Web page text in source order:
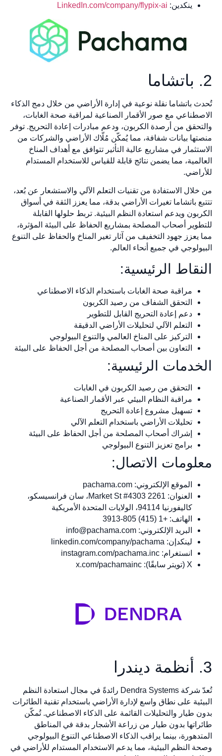
ينكدين: LinkedIn.com/company/flypix-ai
2. باتشاما
تُحدث باتشاما نقلة نوعية في إدارة الأراضي من خلال دمج الذكاء
الاصطناعي مع صور الأقمار الصناعية لمراقبة صحة الغابات،
والتحقق من أرصدة الكربون، ودعم مبادرات إعادة التحريج. توفر
منصتها بيانات شفافة، مما يُمكّن مُلّاك الأراضي والشركات من
الاستثمار في مشاريع عالية التأثير تتوافق مع أهداف المناخ
العالمية، مما يضمن نتائج قابلة للقياس للاستخدام المستدام
للأراضي.
من خلال الاستفادة من تقنيات التعلم الآلي والاستشعار عن بُعد،
تتتبع باتشاما تغيرات الأراضي بدقة، مما يعزز الثقة في أسواق
الكربون ويدعم استعادة النظم البيئية. تربط حلولها القابلة
للتطوير أصحاب المصلحة بمشاريع الحفاظ على البيئة المؤثرة،
مما يعزز جهود التخفيف من آثار تغير المناخ والحفاظ على التنوع
البيولوجي في جميع أنحاء العالم.
النقاط الرئيسية:
مراقبة صحة الغابات باستخدام الذكاء الاصطناعي
التحقق الشفاف من رصيد الكربون
دعم إعادة التحريج القابل للتطوير
التعلم الآلي لتحليلات الأراضي الدقيقة
التركيز على المناخ العالمي والتنوع البيولوجي
التعاون بين أصحاب المصلحة من أجل الحفاظ على البيئة
الخدمات الرئيسية:
التحقق من رصيد الكربون في الغابات
مراقبة النظام البيئي عبر الأقمار الصناعية
تسهيل مشروع إعادة التحريج
تحليلات الأراضي باستخدام التعلم الآلي
إشراك أصحاب المصلحة من أجل الحفاظ على البيئة
برامج تعزيز التنوع البيولوجي
معلومات الاتصال:
الموقع الإلكتروني: pachama.com
العنوان: 2261 Market St #4303، سان فرانسيسكو،
كاليفورنيا 94114، الولايات المتحدة الأمريكية
الهاتف: +1 (415) 805-3913
البريد الإلكتروني: info@pachama.com
لينكدإن: linkedin.com/company/pachama
انستغرام: instagram.com/pachama.inc
X (تويتر سابقًا): x.com/pachamainc
3. أنظمة ديندرا
تُعدّ شركة Dendra Systems رائدةً في مجال استعادة النظم
البيئية على نطاق واسع لإدارة الأراضي باستخدام تقنية الطائرات
بدون طيار والتحليلات القائمة على الذكاء الاصطناعي. تُمكّن
طائراتها بدون طيار من زراعة الأشجار بدقة في المناطق
المتدهورة، بينما يراقب الذكاء الاصطناعي التنوع البيولوجي
وصحة النظم البيئية، مما يدعم الاستخدام المستدام للأراضي في